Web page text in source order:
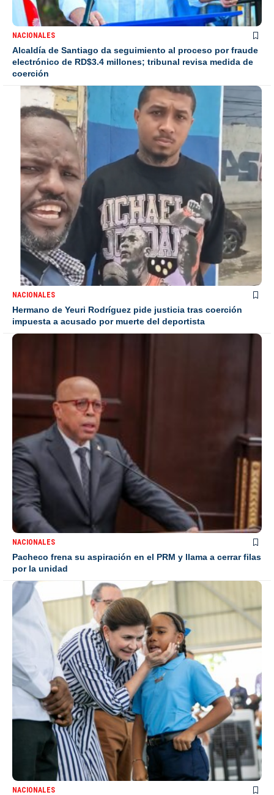
NACIONALES
Alcaldía de Santiago da seguimiento al proceso por fraude
electrónico de RD$3.4 millones; tribunal revisa medida de
coerción
NACIONALES
Hermano de Yeuri Rodríguez pide justicia tras coerción
impuesta a acusado por muerte del deportista
NACIONALES
Pacheco frena su aspiración en el PRM y llama a cerrar filas
por la unidad
NACIONALES